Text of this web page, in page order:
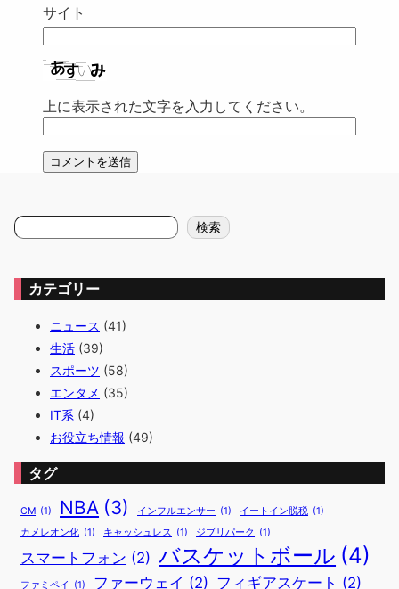
サイト
上に表示された文字を入力してください。
検
索
検索
カテゴリー
ニュース (41)
生活 (39)
スポーツ (58)
エンタメ (35)
IT系 (4)
お役立ち情報 (49)
タグ
CM (1) NBA (3) インフルエンサー (1) イートイン脱税 (1)
カメレオン化 (1) キャッシュレス (1) ジブリパーク (1)
スマートフォン (2) バスケットボール (4)
ファミペイ (1) ファーウェイ (2) フィギアスケート (2)